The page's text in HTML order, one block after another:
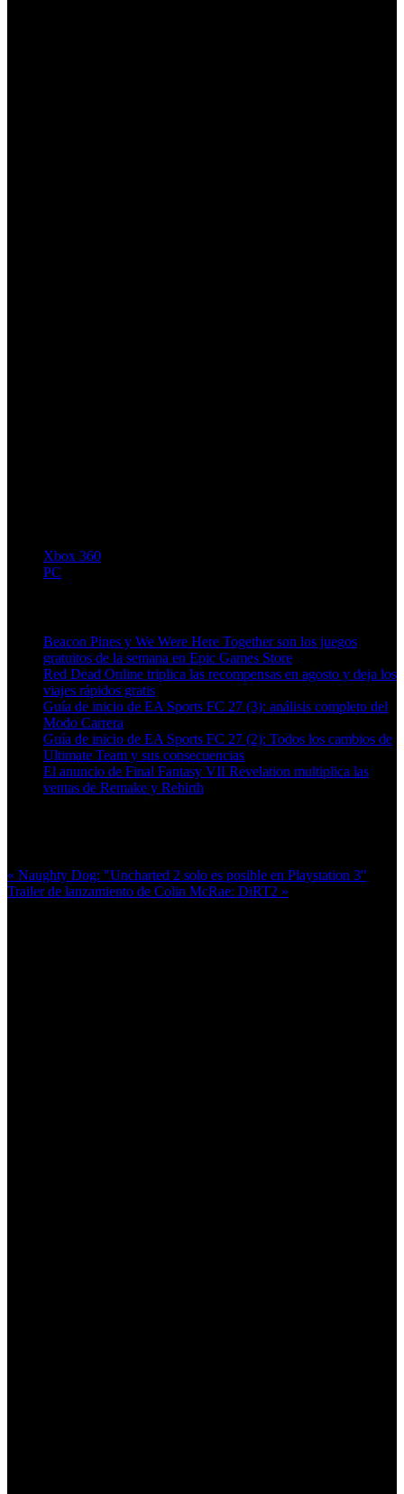
Xbox 360
PC
Beacon Pines y We Were Here Together son los juegos
gratuitos de la semana en Epic Games Store
Red Dead Online triplica las recompensas en agosto y deja los
viajes rápidos gratis
Guía de inicio de EA Sports FC 27 (3): análisis completo del
Modo Carrera
Guía de inicio de EA Sports FC 27 (2): Todos los cambios de
Ultimate Team y sus consecuencias
El anuncio de Final Fantasy VII Revelation multiplica las
ventas de Remake y Rebirth
« Naughty Dog: "Uncharted 2 solo es posible en Playstation 3"
Trailer de lanzamiento de Colin McRae: DiRT2 »